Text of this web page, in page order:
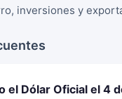
inversiones y
el Dólar Oficial el 4